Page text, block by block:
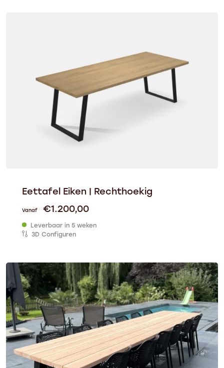
Eettafel Eiken | Rechthoekig
Vanaf €1.200,00
Leverbaar in 5 weken
3D Configuren